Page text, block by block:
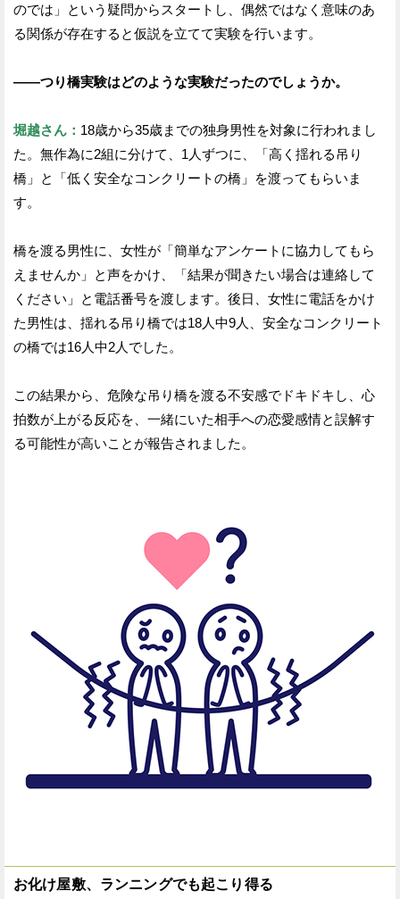
のでは」という疑問からスタートし、偶然ではなく意味のあ
る関係が存在すると仮説を立てて実験を行います。
——つり橋実験はどのような実験だったのでしょうか。
堀越さん： 18歳から35歳までの独身男性を対象に行われまし
た。無作為に2組に分けて、1人ずつに、「高く揺れる吊り
橋」と「低く安全なコンクリートの橋」を渡ってもらいま
す。
橋を渡る男性に、女性が「簡単なアンケートに協力してもら
えませんか」と声をかけ、「結果が聞きたい場合は連絡して
ください」と電話番号を渡します。後日、女性に電話をかけ
た男性は、揺れる吊り橋では18人中9人、安全なコンクリート
の橋では16人中2人でした。
この結果から、危険な吊り橋を渡る不安感でドキドキし、心
拍数が上がる反応を、一緒にいた相手への恋愛感情と誤解す
る可能性が高いことが報告されました。
お化け屋敷、ランニングでも起こり得る